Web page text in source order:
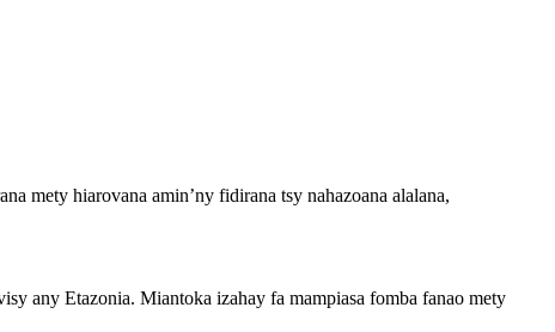
mety hiarovana amin’ny fidirana tsy nahazoana alalana,
any Etazonia. Miantoka izahay fa mampiasa fomba fanao mety